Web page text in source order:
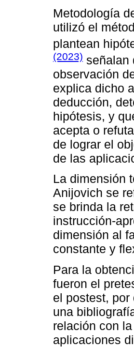
Metodología
utilizó el
plantean
(2023) señalan
observación
explica dicho
deducción,
hipótesis, y
acepta o
de lograr el
de las
La dimensión
Anijovich se
se brinda la
instrucción-
dimensión al
constante y
Para la
fueron el
el postest,
una
relación con
aplicaciones